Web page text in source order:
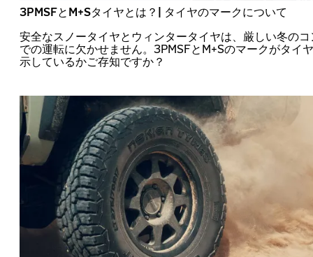
3PMSFとM+Sタイヤとは？| タイヤのマークについて
安全なスノータイヤとウィンタータイヤは、厳しい冬の
での運転に欠かせません。3PMSFとM+Sのマークがタイ
示しているかご存知ですか？